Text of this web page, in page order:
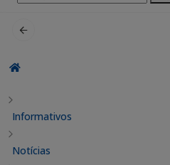
por:
Informativos
Notícias